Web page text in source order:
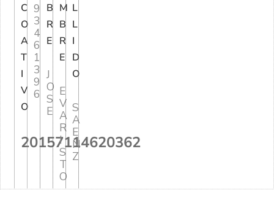
C
O
A
T
I
V
O
20157114620362
9
3
4
6
1
3
9
6
B
R
E
J
O
S
E
M
B
R
E
E
V
A
R
I
S
T
O
L
L
I
D
O
S
A
E
N
Z